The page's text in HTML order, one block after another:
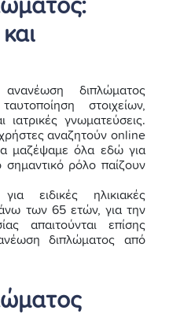
διπλώματος
στοιχείων,
γνωματεύσεις.
αναζητούν online
μαζέψαμε όλα εδώ για
ρόλο παίζουν
ειδικές ηλικιακές
των 65 ετών, για την
απαιτούνται επίσης
διπλώματος από